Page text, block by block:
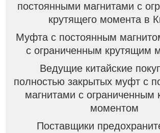
постоянными магнитами с
крутящего момента в
Муфта с постоянным
с ограниченным крутящим
Ведущие китайские
полностью закрытых муфт с
магнитами с ограниченным
моментом
Поставщики